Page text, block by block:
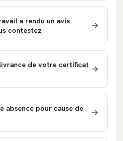
a rendu un avis
contestez
de votre certificat
absence pour cause de